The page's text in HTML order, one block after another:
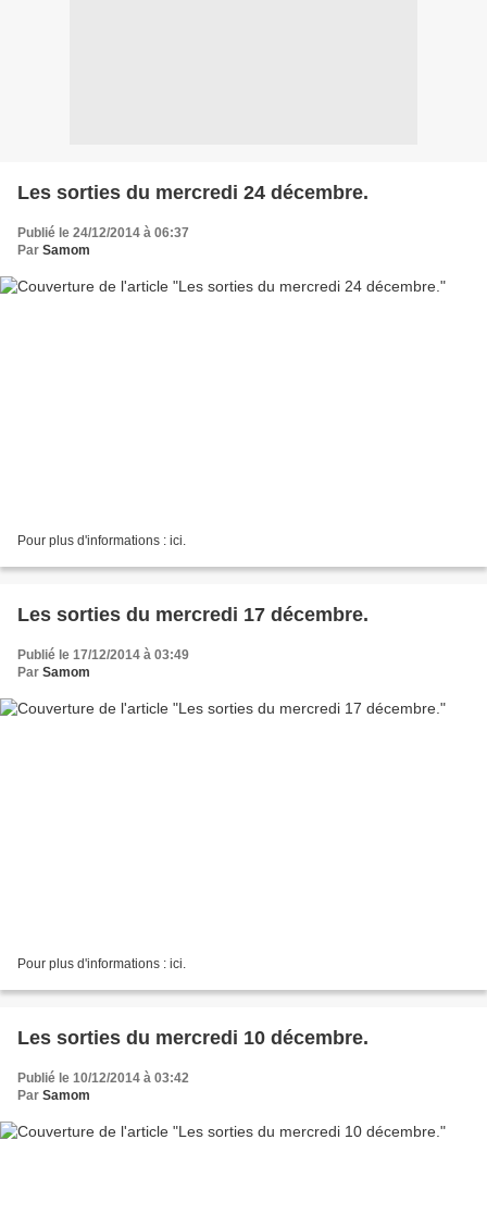
Les sorties du mercredi 24 décembre.
Publié le 24/12/2014 à 06:37
Par Samom
Pour plus d'informations : ici.
Les sorties du mercredi 17 décembre.
Publié le 17/12/2014 à 03:49
Par Samom
Pour plus d'informations : ici.
Les sorties du mercredi 10 décembre.
Publié le 10/12/2014 à 03:42
Par Samom